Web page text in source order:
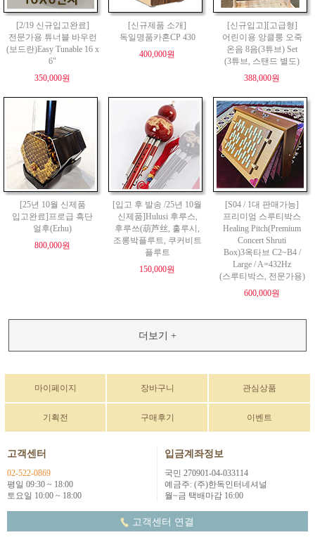
[2/19 신규입고완료]
전문가용 튜너블 바우런
(보드란)Easy Tunable 16 x
6"
350,000원
[신규제품 소개]
독일명품카혼CP 430
400,000원
[신규입고][고급형]
어린이용 앙클룽 오죽
온음 8음(3튜브) Set
(3튜브, 스탠드 별도)
388,000원
[25년 10월 신제품
입고완료]프로급 흑단
얼후(Erhu)
800,000원
[입고 후 발송 /25년 10월
신제품]Hulusi 후루스,
후루쓰(葫芦丝, 훌루시,
조롱박플루트, 쿠커비트
플루트
150,000원
[S04 / 1대 판매가능]
프리미엄 스루티박스
Healing Pitch(Premium
Concert Shruti
Box)3옥타브 C2~B4 /
Large / A=432Hz
(스루티박스, 전문가용)
600,000원
더보기 +
마이페이지 장바구니 관심상품
기획전 구매후기 이벤트
고객센터
02-522-0869
평일 09:30 ~ 18:00
토요일 10:00 ~ 18:00
입금계좌정보
국민 270901-04-033114
예금주: (주)한독인터네셔널
월~금 택배마감 16:00
고객센터 연결